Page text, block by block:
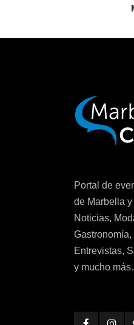
Portal de
de Marbella
Noticias,
Entrevistas,
y mucho